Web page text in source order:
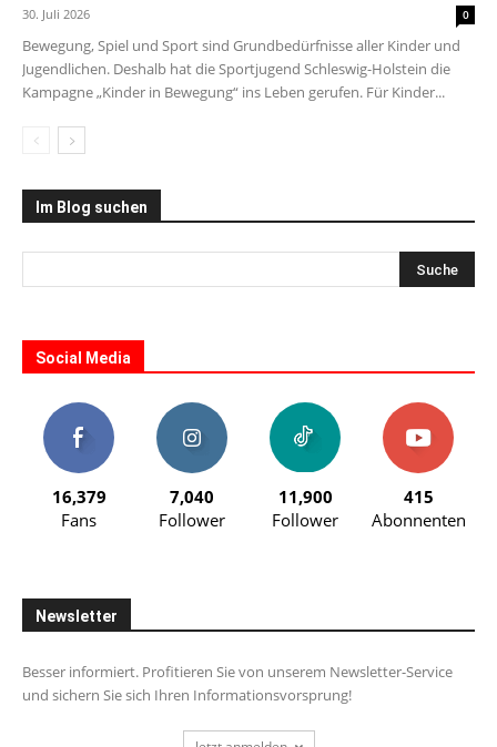
30. Juli 2026 0
Bewegung, Spiel und Sport sind Grundbedürfnisse aller Kinder und
Jugendlichen. Deshalb hat die Sportjugend Schleswig-Holstein die
Kampagne „Kinder in Bewegung“ ins Leben gerufen. Für Kinder...
Im Blog suchen
Social Media
16,379
Fans
7,040
Follower
11,900
Follower
415
Abonnenten
Newsletter
Besser informiert. Profitieren Sie von unserem Newsletter-Service
und sichern Sie sich Ihren Informationsvorsprung!